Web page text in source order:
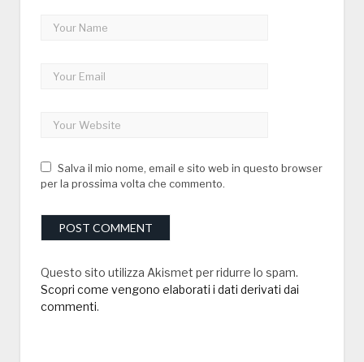
Salva il mio nome, email e sito web in questo browser
per la prossima volta che commento.
Questo sito utilizza Akismet per ridurre lo spam.
Scopri come vengono elaborati i dati derivati dai
commenti.